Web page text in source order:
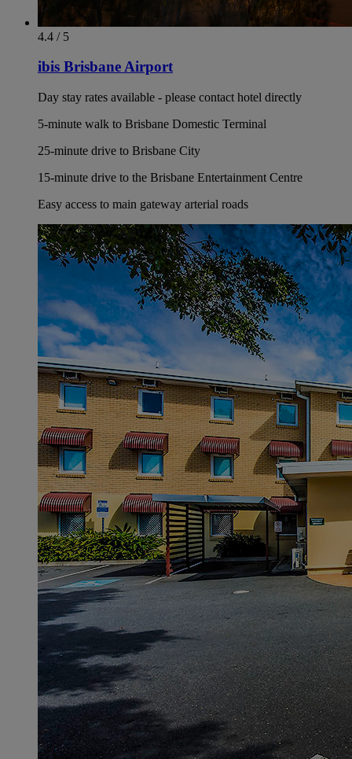
4.4 / 5
ibis Brisbane Airport
Day stay rates available - please contact hotel directly
5-minute walk to Brisbane Domestic Terminal
25-minute drive to Brisbane City
15-minute drive to the Brisbane Entertainment Centre
Easy access to main gateway arterial roads